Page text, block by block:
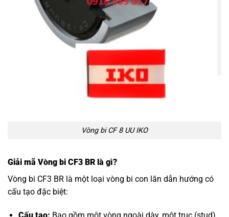
Vòng bi CF 8 UU IKO
Giải mã Vòng bi CF3 BR là gì?
Vòng bi CF3 BR là một loại vòng bi con lăn dẫn hướng có
cấu tạo đặc biệt:
Cấu tạo: Bao gồm một vòng ngoài dày, một trục (stud)